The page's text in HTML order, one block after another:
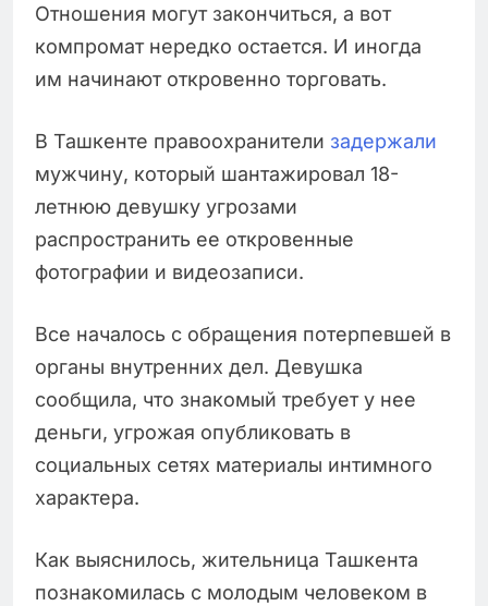
Отношения могут закончиться, а вот
компромат нередко остается. И иногда
им начинают откровенно торговать.
В Ташкенте правоохранители задержали
мужчину, который шантажировал 18-
летнюю девушку угрозами
распространить ее откровенные
фотографии и видеозаписи.
Все началось с обращения потерпевшей в
органы внутренних дел. Девушка
сообщила, что знакомый требует у нее
деньги, угрожая опубликовать в
социальных сетях материалы интимного
характера.
Как выяснилось, жительница Ташкента
познакомилась с молодым человеком в